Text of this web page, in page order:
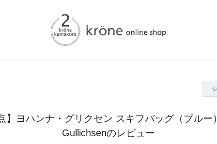
】ヨハンナ・グリクセン スキフバッグ（ブルー
Gullichsenのレビュー